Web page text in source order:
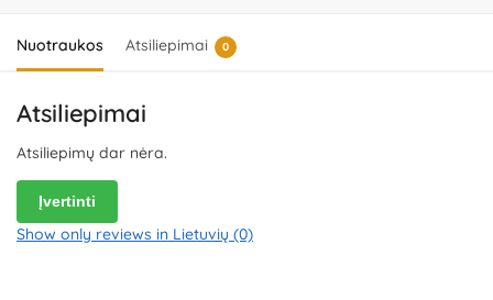
Nuotraukos Atsiliepimai 0
Atsiliepimai
Atsiliepimų dar nėra.
Įvertinti
Show only reviews in Lietuvių (0)